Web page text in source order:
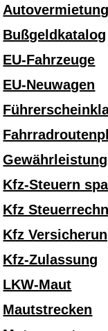
Autovermietung
Bußgeldkatalog
EU-Fahrzeuge
EU-Neuwagen
Gewährleistung
Kfz-Steuern
Kfz
Kfz
Kfz-Zulassung
LKW-Maut
Mautstrecken